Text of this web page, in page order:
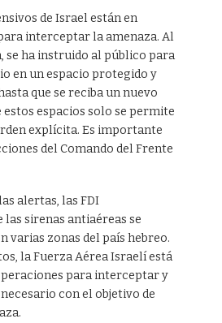
de Israel están en
interceptar la amenaza. Al
se ha instruido al público para
en un espacio protegido y
que se reciba un nuevo
estos espacios solo se permite
explícita. Es importante
del Comando del Frente
alertas, las FDI
sirenas antiaéreas se
varias zonas del país hebreo.
la Fuerza Aérea Israelí está
para interceptar y
con el objetivo de